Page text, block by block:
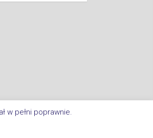
All Rights Reserved.
w pełni poprawnie.